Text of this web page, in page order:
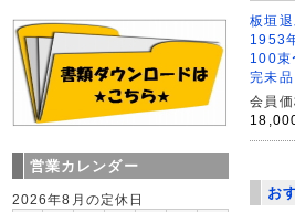
板垣
1953
100束
完未品
会員価
お
営業カレンダー
2026年8月の定休日